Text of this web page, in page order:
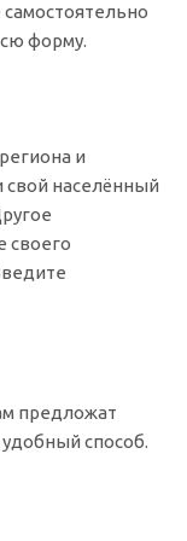
форму.
и
свой населённый
своего
предложат
способ.